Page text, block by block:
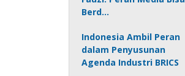
Berd…
Indonesia Ambil Peran
dalam Penyusunan
Agenda Industri BRICS